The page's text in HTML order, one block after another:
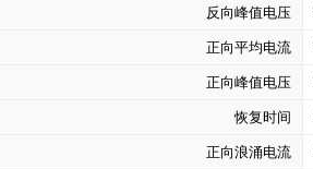
反向峰值电压
正向平均电流
正向峰值电压
恢复时间
正向浪涌电流